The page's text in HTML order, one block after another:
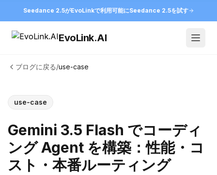
Seedance 2.5がEvoLinkで利用可能にSeedance 2.5を試す
EvoLink.AI
ブログに戻る/use-case
use-case
Gemini 3.5 Flash でコーディ
ング Agent を構築：性能・コ
スト・本番ルーティング